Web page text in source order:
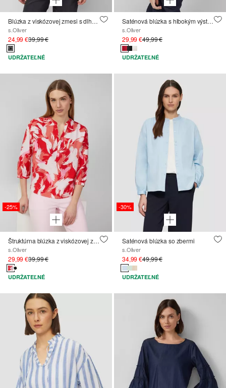
Blúzka z viskózovej zmesi s dlhými rukávmi a leopardím potlačou
s.Oliver
24,99 €39,99 €
UDRŽATEĽNÉ
Saténová blúzka s hlbokým výstrihom do V
s.Oliver
29,99 €49,99 €
UDRŽATEĽNÉ
-25%
Štruktúrna blúzka z viskózovej zmesi
s.Oliver
29,99 €39,99 €
UDRŽATEĽNÉ
-30%
Saténová blúzka so zbermi
s.Oliver
34,99 €49,99 €
UDRŽATEĽNÉ